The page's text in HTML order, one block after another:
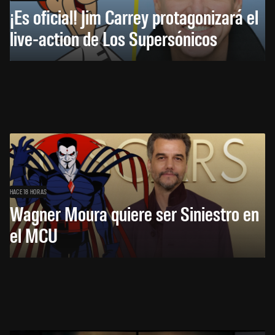
¡Es oficial! Jim Carrey protagonizará el
live-action de Los Supersónicos
HACE 18 HORAS
Wagner Moura quiere ser Siniestro en
el MCU